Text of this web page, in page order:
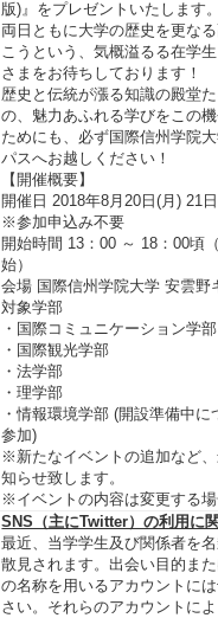
版)』をプレゼントいたします。
両日ともに大学の歴史を更な
こうという、気概溢るる在学
さまをお待ちしております！
歴史と伝統が漲る知識の殿堂
の、魅力あふれる学びをこの
ためにも、必ず国際信州学院
パスへお越しください！
【開催概要】
開催日 2018年8月20日(月) 21
※参加申込み不要
開始時間 13：00 ～ 18：00頃
始）
会場 国際信州学院大学 安雲野
対象学部
・国際コミュニケーション学部
・国際観光学部
・法学部
・理学部
・情報環境学部 (開設準備中に
参加)
※新たなイベントの追加など
知らせ致します。
※イベントの内容は変更する場
SNS（主にTwitter）の利用に
最近、当学学生及び関係者を
散見されます。出会い目的ま
の名称を用いるアカウントに
さい。それらのアカウントに